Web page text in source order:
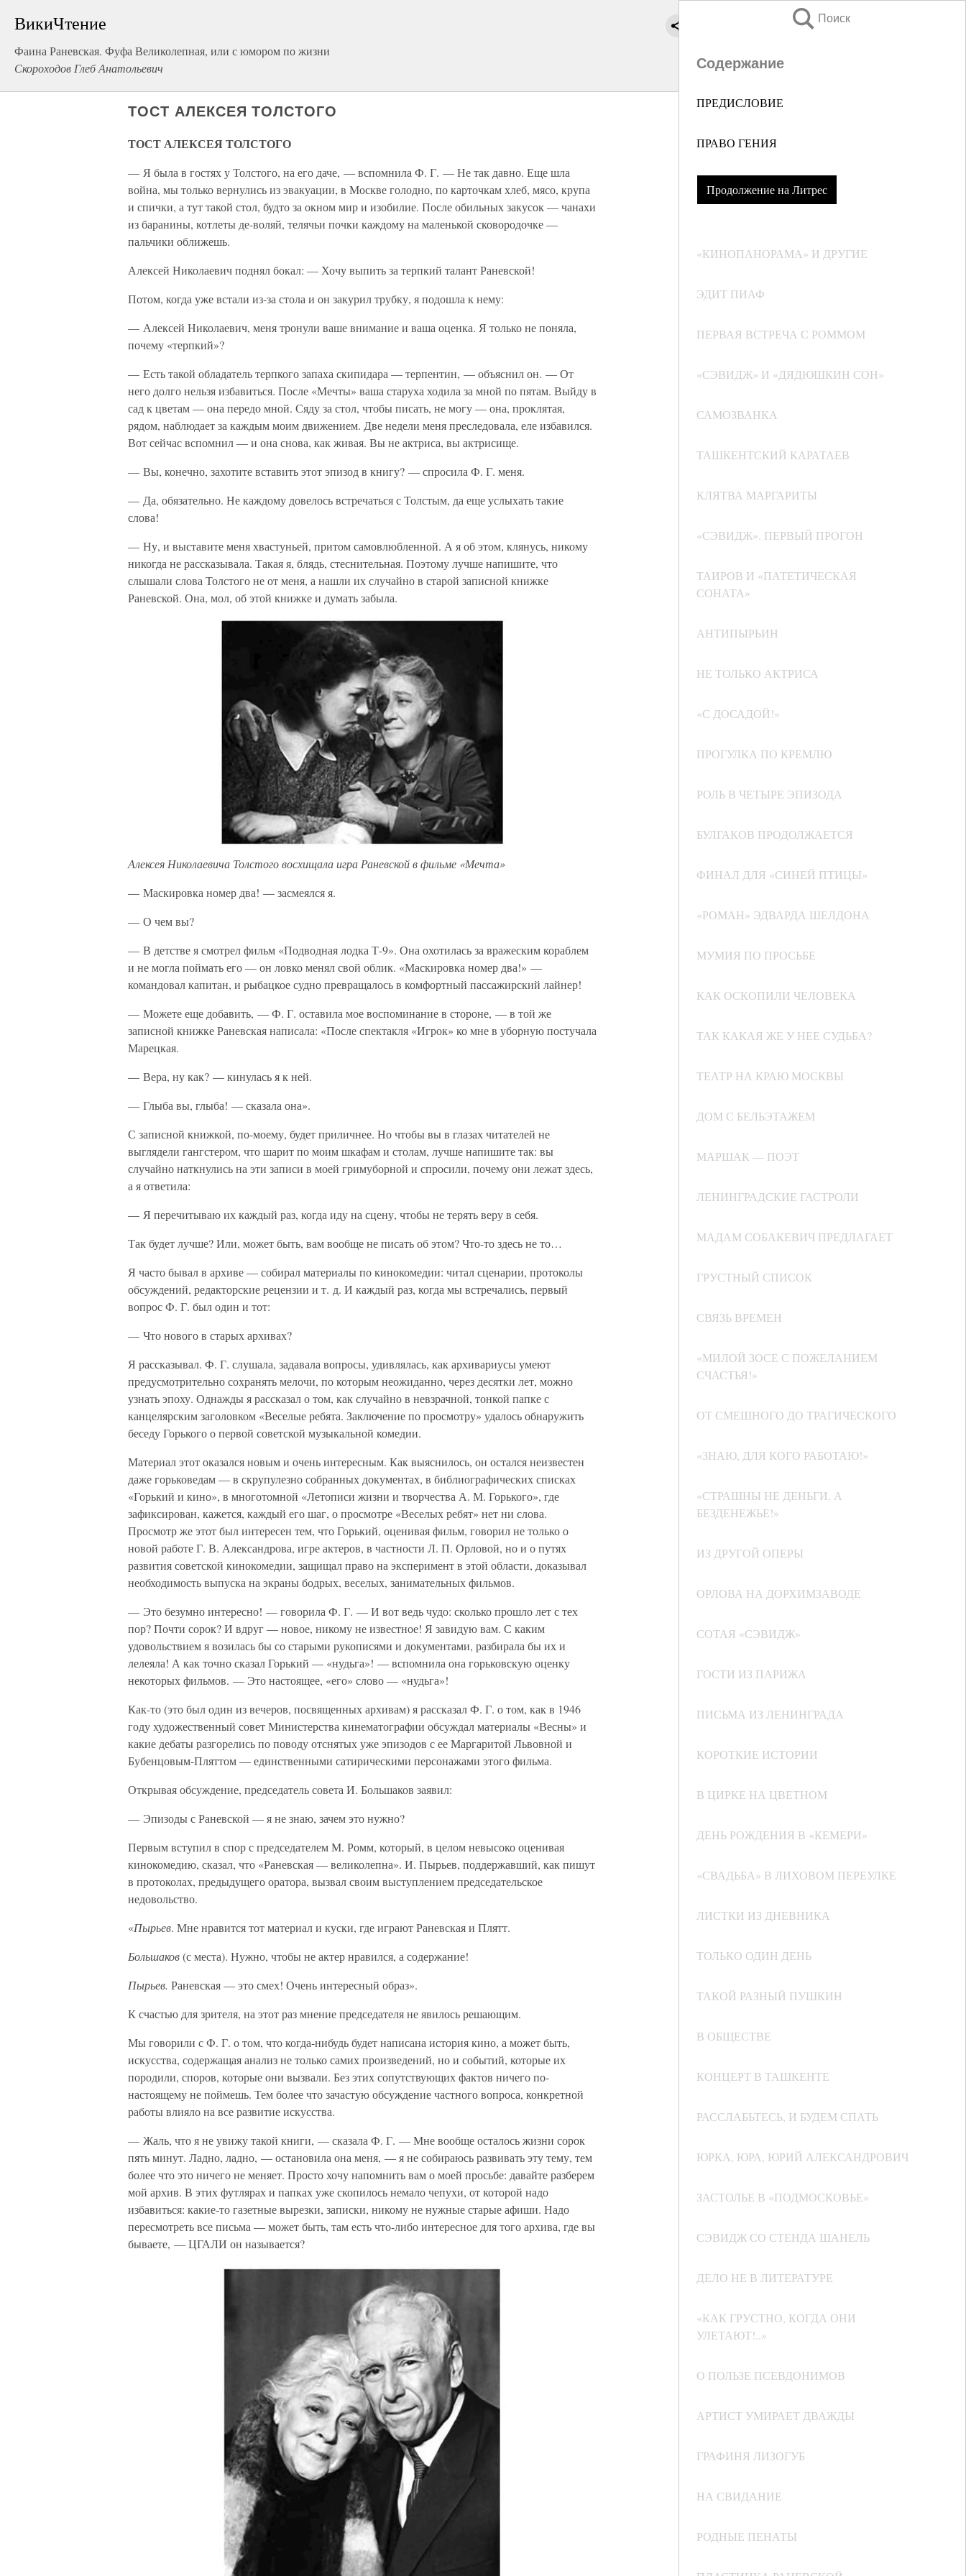
ВикиЧтение
Фаина Раневская. Фуфа Великолепная, или с юмором по жизни
Скороходов Глеб Анатольевич
Поиск
Содержание
ПРЕДИСЛОВИЕ
ПРАВО ГЕНИЯ
Продолжение на Литрес
«КИНОПАНОРАМА» И ДРУГИЕ
ЭДИТ ПИАФ
ПЕРВАЯ ВСТРЕЧА С РОММОМ
«СЭВИДЖ» И «ДЯДЮШКИН СОН»
САМОЗВАНКА
ТАШКЕНТСКИЙ КАРАТАЕВ
КЛЯТВА МАРГАРИТЫ
«СЭВИДЖ». ПЕРВЫЙ ПРОГОН
ТАИРОВ И «ПАТЕТИЧЕСКАЯ
СОНАТА»
АНТИПЫРЬИН
НЕ ТОЛЬКО АКТРИСА
«С ДОСАДОЙ!»
ПРОГУЛКА ПО КРЕМЛЮ
РОЛЬ В ЧЕТЫРЕ ЭПИЗОДА
БУЛГАКОВ ПРОДОЛЖАЕТСЯ
ФИНАЛ ДЛЯ «СИНЕЙ ПТИЦЫ»
«РОМАН» ЭДВАРДА ШЕЛДОНА
МУМИЯ ПО ПРОСЬБЕ
КАК ОСКОПИЛИ ЧЕЛОВЕКА
ТАК КАКАЯ ЖЕ У НЕЕ СУДЬБА?
ТЕАТР НА КРАЮ МОСКВЫ
ДОМ С БЕЛЬЭТАЖЕМ
МАРШАК — ПОЭТ
ЛЕНИНГРАДСКИЕ ГАСТРОЛИ
МАДАМ СОБАКЕВИЧ ПРЕДЛАГАЕТ
ГРУСТНЫЙ СПИСОК
СВЯЗЬ ВРЕМЕН
«МИЛОЙ ЗОСЕ С ПОЖЕЛАНИЕМ
СЧАСТЬЯ!»
ОТ СМЕШНОГО ДО ТРАГИЧЕСКОГО
«ЗНАЮ, ДЛЯ КОГО РАБОТАЮ!»
«СТРАШНЫ НЕ ДЕНЬГИ, А
БЕЗДЕНЕЖЬЕ!»
ИЗ ДРУГОЙ ОПЕРЫ
ОРЛОВА НА ДОРХИМЗАВОДЕ
СОТАЯ «СЭВИДЖ»
ГОСТИ ИЗ ПАРИЖА
ПИСЬМА ИЗ ЛЕНИНГРАДА
КОРОТКИЕ ИСТОРИИ
В ЦИРКЕ НА ЦВЕТНОМ
ДЕНЬ РОЖДЕНИЯ В «КЕМЕРИ»
«СВАДЬБА» В ЛИХОВОМ ПЕРЕУЛКЕ
ЛИСТКИ ИЗ ДНЕВНИКА
ТОЛЬКО ОДИН ДЕНЬ
ТАКОЙ РАЗНЫЙ ПУШКИН
В ОБЩЕСТВЕ
КОНЦЕРТ В ТАШКЕНТЕ
РАССЛАБЬТЕСЬ, И БУДЕМ СПАТЬ
ЮРКА, ЮРА, ЮРИЙ АЛЕКСАНДРОВИЧ
ЗАСТОЛЬЕ В «ПОДМОСКОВЬЕ»
СЭВИДЖ СО СТЕНДА ШАНЕЛЬ
ДЕЛО НЕ В ЛИТЕРАТУРЕ
«КАК ГРУСТНО, КОГДА ОНИ
УЛЕТАЮТ!..»
О ПОЛЬЗЕ ПСЕВДОНИМОВ
АРТИСТ УМИРАЕТ ДВАЖДЫ
ГРАФИНЯ ЛИЗОГУБ
НА СВИДАНИЕ
РОДНЫЕ ПЕНАТЫ
ТОСТ АЛЕКСЕЯ ТОЛСТОГО
ТОСТ АЛЕКСЕЯ ТОЛСТОГО
— Я была в гостях у Толстого, на его даче, — вспомнила Ф. Г. — Не так давно. Еще шла
война, мы только вернулись из эвакуации, в Москве голодно, по карточкам хлеб, мясо, крупа
и спички, а тут такой стол, будто за окном мир и изобилие. После обильных закусок — чанахи
из баранины, котлеты де-воляй, телячьи почки каждому на маленькой сковородочке —
пальчики оближешь.
Алексей Николаевич поднял бокал: — Хочу выпить за терпкий талант Раневской!
Потом, когда уже встали из-за стола и он закурил трубку, я подошла к нему:
— Алексей Николаевич, меня тронули ваше внимание и ваша оценка. Я только не поняла,
почему «терпкий»?
— Есть такой обладатель терпкого запаха скипидара — терпентин, — объяснил он. — От
него долго нельзя избавиться. После «Мечты» ваша старуха ходила за мной по пятам. Выйду в
сад к цветам — она передо мной. Сяду за стол, чтобы писать, не могу — она, проклятая,
рядом, наблюдает за каждым моим движением. Две недели меня преследовала, еле избавился.
Вот сейчас вспомнил — и она снова, как живая. Вы не актриса, вы актрисище.
— Вы, конечно, захотите вставить этот эпизод в книгу? — спросила Ф. Г. меня.
— Да, обязательно. Не каждому довелось встречаться с Толстым, да еще услыхать такие
слова!
— Ну, и выставите меня хвастуньей, притом самовлюбленной. А я об этом, клянусь, никому
никогда не рассказывала. Такая я, блядь, стеснительная. Поэтому лучше напишите, что
слышали слова Толстого не от меня, а нашли их случайно в старой записной книжке
Раневской. Она, мол, об этой книжке и думать забыла.
Алексея Николаевича Толстого восхищала игра Раневской в фильме «Мечта»
— Маскировка номер два! — засмеялся я.
— О чем вы?
— В детстве я смотрел фильм «Подводная лодка Т-9». Она охотилась за вражеским кораблем
и не могла поймать его — он ловко менял свой облик. «Маскировка номер два!» —
командовал капитан, и рыбацкое судно превращалось в комфортный пассажирский лайнер!
— Можете еще добавить, — Ф. Г. оставила мое воспоминание в стороне, — в той же
записной книжке Раневская написала: «После спектакля «Игрок» ко мне в уборную постучала
Марецкая.
— Вера, ну как? — кинулась я к ней.
— Глыба вы, глыба! — сказала она».
С записной книжкой, по-моему, будет приличнее. Но чтобы вы в глазах читателей не
выглядели гангстером, что шарит по моим шкафам и столам, лучше напишите так: вы
случайно наткнулись на эти записи в моей гримуборной и спросили, почему они лежат здесь,
а я ответила:
— Я перечитываю их каждый раз, когда иду на сцену, чтобы не терять веру в себя.
Так будет лучше? Или, может быть, вам вообще не писать об этом? Что-то здесь не то…
Я часто бывал в архиве — собирал материалы по кинокомедии: читал сценарии, протоколы
обсуждений, редакторские рецензии и т. д. И каждый раз, когда мы встречались, первый
вопрос Ф. Г. был один и тот:
— Что нового в старых архивах?
Я рассказывал. Ф. Г. слушала, задавала вопросы, удивлялась, как архивариусы умеют
предусмотрительно сохранять мелочи, по которым неожиданно, через десятки лет, можно
узнать эпоху. Однажды я рассказал о том, как случайно в невзрачной, тонкой папке с
канцелярским заголовком «Веселые ребята. Заключение по просмотру» удалось обнаружить
беседу Горького о первой советской музыкальной комедии.
Материал этот оказался новым и очень интересным. Как выяснилось, он остался неизвестен
даже горьковедам — в скрупулезно собранных документах, в библиографических списках
«Горький и кино», в многотомной «Летописи жизни и творчества А. М. Горького», где
зафиксирован, кажется, каждый его шаг, о просмотре «Веселых ребят» нет ни слова.
Просмотр же этот был интересен тем, что Горький, оценивая фильм, говорил не только о
новой работе Г. В. Александрова, игре актеров, в частности Л. П. Орловой, но и о путях
развития советской кинокомедии, защищал право на эксперимент в этой области, доказывал
необходимость выпуска на экраны бодрых, веселых, занимательных фильмов.
— Это безумно интересно! — говорила Ф. Г. — И вот ведь чудо: сколько прошло лет с тех
пор? Почти сорок? И вдруг — новое, никому не известное! Я завидую вам. С каким
удовольствием я возилась бы со старыми рукописями и документами, разбирала бы их и
лелеяла! А как точно сказал Горький — «нудьга»! — вспомнила она горьковскую оценку
некоторых фильмов. — Это настоящее, «его» слово — «нудьга»!
Как-то (это был один из вечеров, посвященных архивам) я рассказал Ф. Г. о том, как в 1946
году художественный совет Министерства кинематографии обсуждал материалы «Весны» и
какие дебаты разгорелись по поводу отснятых уже эпизодов с ее Маргаритой Львовной и
Бубенцовым-Пляттом — единственными сатирическими персонажами этого фильма.
Открывая обсуждение, председатель совета И. Большаков заявил:
— Эпизоды с Раневской — я не знаю, зачем это нужно?
Первым вступил в спор с председателем М. Ромм, который, в целом невысоко оценивая
кинокомедию, сказал, что «Раневская — великолепна». И. Пырьев, поддержавший, как пишут
в протоколах, предыдущего оратора, вызвал своим выступлением председательское
недовольство.
«Пырьев. Мне нравится тот материал и куски, где играют Раневская и Плятт.
Большаков(с места). Нужно, чтобы не актер нравился, а содержание!
Пырьев. Раневская — это смех! Очень интересный образ».
К счастью для зрителя, на этот раз мнение председателя не явилось решающим.
Мы говорили с Ф. Г. о том, что когда-нибудь будет написана история кино, а может быть,
искусства, содержащая анализ не только самих произведений, но и событий, которые их
породили, споров, которые они вызвали. Без этих сопутствующих фактов ничего по-
настоящему не поймешь. Тем более что зачастую обсуждение частного вопроса, конкретной
работы влияло на все развитие искусства.
— Жаль, что я не увижу такой книги, — сказала Ф. Г. — Мне вообще осталось жизни сорок
пять минут. Ладно, ладно, — остановила она меня, — я не собираюсь развивать эту тему, тем
более что это ничего не меняет. Просто хочу напомнить вам о моей просьбе: давайте разберем
мой архив. В этих футлярах и папках уже скопилось немало чепухи, от которой надо
избавиться: какие-то газетные вырезки, записки, никому не нужные старые афиши. Надо
пересмотреть все письма — может быть, там есть что-либо интересное для того архива, где вы
бываете, — ЦГАЛИ он называется?